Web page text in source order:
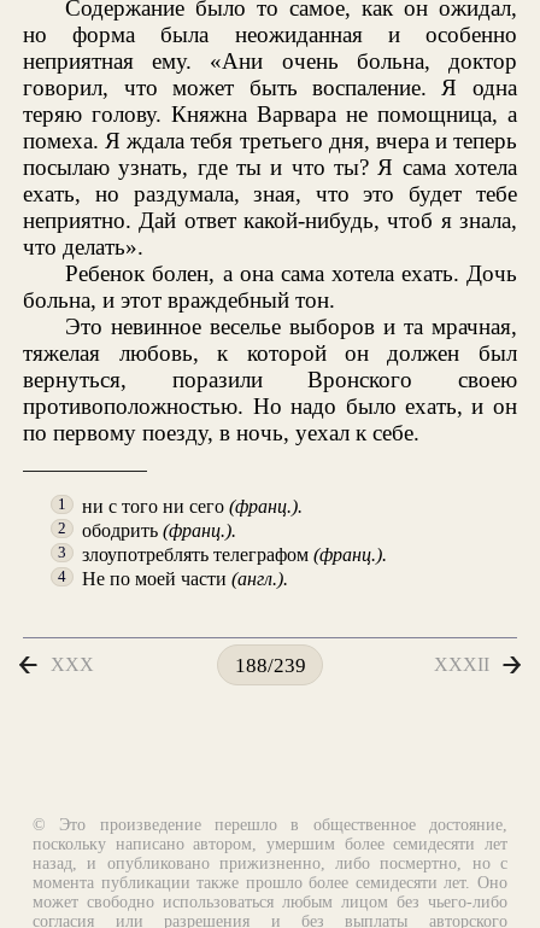
Содержание было то самое, как он ожидал,
но форма была неожиданная и особенно
неприятная ему. «Ани очень больна, доктор
говорил, что может быть воспаление. Я одна
теряю голову. Княжна Варвара не помощница, а
помеха. Я ждала тебя третьего дня, вчера и теперь
посылаю узнать, где ты и что ты? Я сама хотела
ехать, но раздумала, зная, что это будет тебе
неприятно. Дай ответ какой-нибудь, чтоб я знала,
что делать».
Ребенок болен, а она сама хотела ехать. Дочь
больна, и этот враждебный тон.
Это невинное веселье выборов и та мрачная,
тяжелая любовь, к которой он должен был
вернуться, поразили Вронского своею
противоположностью. Но надо было ехать, и он
по первому поезду, в ночь, уехал к себе.
1 ни с того ни сего(франц.).
2 ободрить(франц.).
3 злоупотреблять телеграфом(франц.).
4 Не по моей части(англ.).
XXX 188/239 XXXII
© Это произведение перешло в общественное достояние,
поскольку написано автором, умершим более семидесяти лет
назад, и опубликовано прижизненно, либо посмертно, но с
момента публикации также прошло более семидесяти лет. Оно
может свободно использоваться любым лицом без чьего-либо
согласия или разрешения и без выплаты авторского